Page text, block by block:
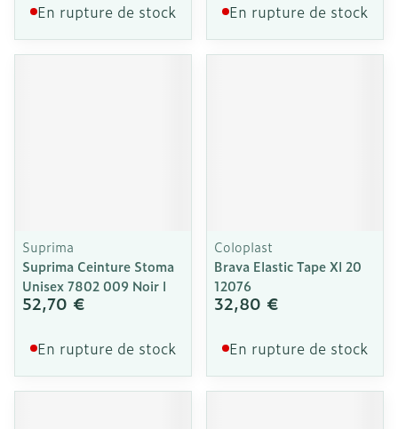
En rupture de stock En rupture de stock
Suprima
Suprima Ceinture Stoma
Unisex 7802 009 Noir l
52,70 €
En rupture de stock
Coloplast
Brava Elastic Tape Xl 20
12076
32,80 €
En rupture de stock